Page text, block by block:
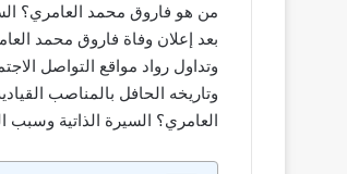
من هو فاروق محمد العامري؟
بعد إعلان وفاة فاروق محمد
وتداول رواد مواقع التواصل
وتاريخه الحافل بالمناصب
العامري؟ السيرة الذاتية وسبب